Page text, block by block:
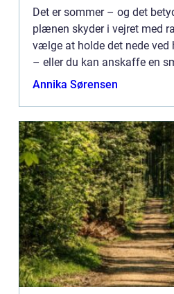
Det er sommer – og det
plænen skyder i vejret med
vælge at holde det nede
– eller du kan anskaffe en
robotplæneklipper. Hvad er
Annika Sørensen